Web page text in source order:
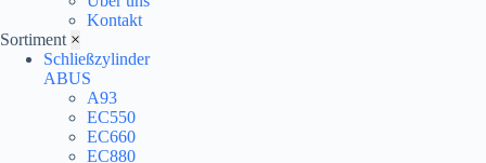
Kontakt
Sortiment ×
Schließzylinder
ABUS
A93
EC550
EC660
EC880